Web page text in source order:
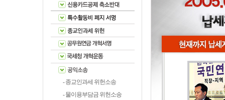
- 종교인과세 위헌소송
- 물이용부담금 위헌소송